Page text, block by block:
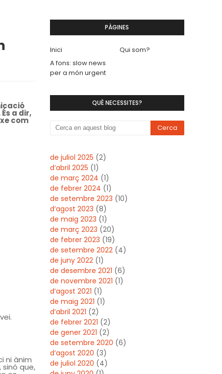
a dir,
com
ni ànim
sinó que,
PÀGINES
Inici
Qui som?
A fons: slow news
per a món urgent
QUÈ NECESSITES?
de juliol 2025 (2)
d’abril 2025 (1)
de març 2024 (1)
de febrer 2024 (1)
de setembre 2023 (10)
d’agost 2023 (8)
de maig 2023 (1)
de març 2023 (20)
de febrer 2023 (19)
de setembre 2022(4)
de juny 2022(1)
de desembre 2021 (6)
de novembre 2021 (1)
d’agost 2021 (1)
de maig 2021 (1)
d’abril 2021 (2)
de febrer 2021 (2)
de gener 2021 (2)
de setembre 2020 (6)
d’agost 2020 (3)
de juliol 2020 (4)